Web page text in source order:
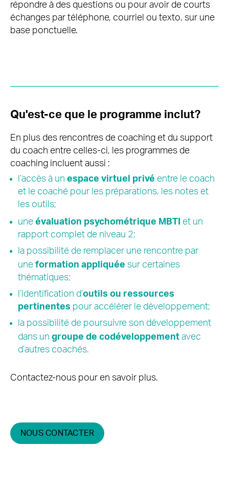
répondre à des questions ou pour avoir de courts
échanges par téléphone, courriel ou texto, sur une
base ponctuelle.
Qu'est-ce que le programme inclut?
En plus des rencontres de coaching et du support
du coach entre celles-ci, les programmes de
coaching incluent aussi :
l’accès à un espace virtuel privé entre le coach
et le coaché pour les préparations, les notes et
les outils;
une évaluation psychométrique MBTI et un
rapport complet de niveau 2;
la possibilité de remplacer une rencontre par
une formation appliquée sur certaines
thématiques;
l’identification d’outils ou ressources
pertinentes pour accélérer le développement;
la possibilité de poursuivre son développement
dans un groupe de codéveloppement avec
d’autres coachés.
Contactez-nous pour en savoir plus.
NOUS CONTACTER